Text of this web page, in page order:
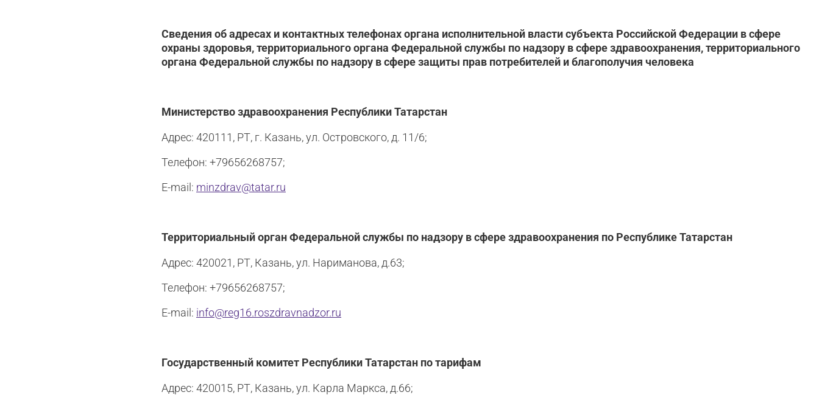
Сведения об адресах и контактных телефонах органа исполнительной власти субъекта Российской Федерации в сфере
охраны здоровья, территориального органа Федеральной службы по надзору в сфере здравоохранения, территориального
органа Федеральной службы по надзору в сфере защиты прав потребителей и благополучия человека
Министерство здравоохранения Республики Татарстан
Адрес: 420111, РТ, г. Казань, ул. Островского, д. 11/6;
Телефон: +79656268757;
E-mail: minzdrav@tatar.ru
Территориальный орган Федеральной службы по надзору в сфере здравоохранения по Республике Татарстан
Адрес: 420021, РТ, Казань, ул. Нариманова, д.63;
Телефон: +79656268757;
E-mail: info@reg16.roszdravnadzor.ru
Государственный комитет Республики Татарстан по тарифам
Адрес: 420015, РТ, Казань, ул. Карла Маркса, д.66;